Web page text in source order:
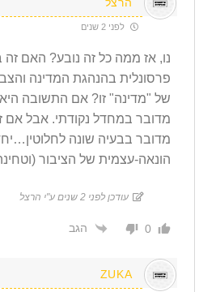
לפני 2 שנים
נו, אז ממה כל זה נובע? האם
פרסונלית בהנהגת המדינה
של "מדינה" זו? אם התשובה
מדובר במחדל נקודתי. אבל אם
מדובר בבעיה שונה
הונאה-עצמית של הציבור
עודכן לפני 2 שנים ע"י הרצל
0 הגב
ZUKA